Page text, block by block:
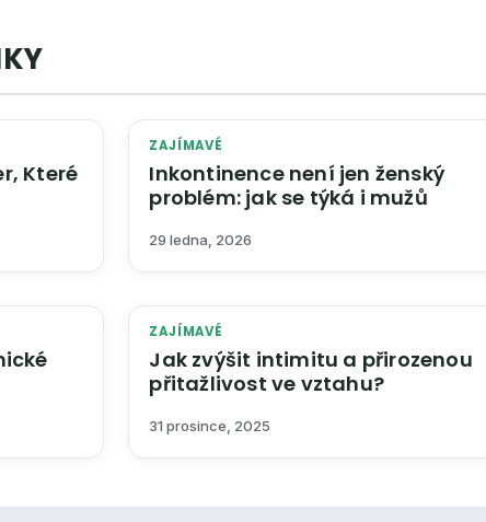
Které
ZAJÍMAVÉ
Inkontinence není jen ženský
problém: jak se týká i mužů
29 ledna, 2026
ZAJÍMAVÉ
Jak zvýšit intimitu a přirozenou
přitažlivost ve vztahu?
31 prosince, 2025